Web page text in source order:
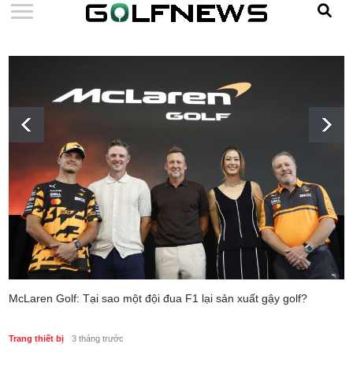
McLaren Golf: Tại sao một đội đua F1 lại sản xuất gậy golf?
Trang thiết bị 3 tháng trước